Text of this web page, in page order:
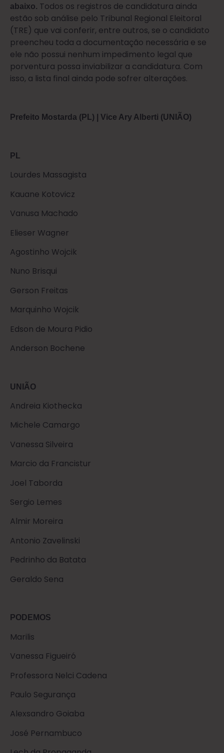
abaixo. Todos os registros de candidatura ainda
estão sob análise pelo Tribunal Regional Eleitoral
(TRE) que vai conferir, entre outros, se o candidato
preencheu toda a documentação necessária e se
ele não possui nenhum impedimento legal que
porventura possa inviabilizar a candidatura. Com
isso, a lista final ainda pode sofrer alterações.
Prefeito Mostarda (PL) | Vice Ary Alberti (UNIÃO)
PL
Lourdes Massagista
Kauane Kotovicz
Vanusa Machado
Elieser Wagner
Agostinho Wojcik
Nuno Brisqui
Gerson Freitas
Marquinho Wojcik
Edson de Moura Pidio
Anderson Bochene
UNIÃO
Andreia Kiothecka
Michele Camargo
Vanessa Silveira
Marcio da Francistur
Joel Taborda
Sergio Lemes
Almir Moreira
Antonio Zavelinski
Pedrinho da Batata
Geraldo Sena
PODEMOS
Marilis
Vanessa Figueiró
Professora Nelci Cadena
Paulo Segurança
Alexsandro Goiaba
José Pernambuco